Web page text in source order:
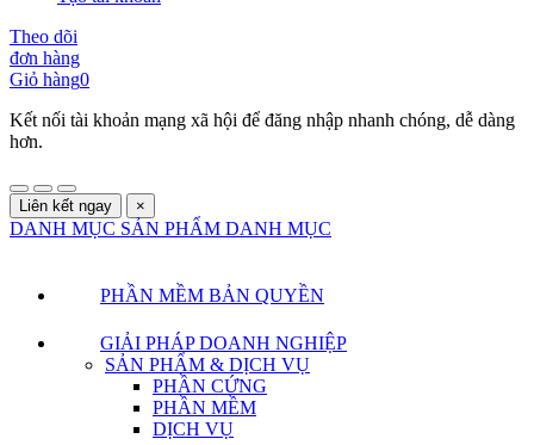
Theo dõi
đơn hàng
Giỏ hàng0
Kết nối tài khoản mạng xã hội để đăng nhập nhanh chóng, dễ dàng
hơn.
Liên kết ngay ×
DANH MỤC SẢN PHẨM DANH MỤC
PHẦN MỀM BẢN QUYỀN
GIẢI PHÁP DOANH NGHIỆP
SẢN PHẨM & DỊCH VỤ
PHẦN CỨNG
PHẦN MỀM
DỊCH VỤ